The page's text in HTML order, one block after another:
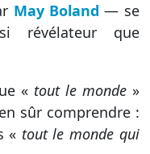
May Boland — se
révélateur que
«tout le monde »
sûr comprendre :
« tout le monde qui